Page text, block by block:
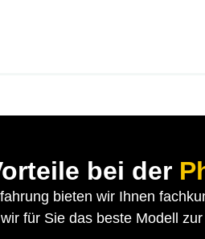
bei der
bieten wir Ihnen
für Sie das beste Modell